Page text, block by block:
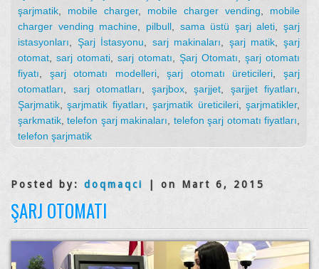
şarjmatik
mobile charger, mobile charger vending
mobile
charger vending machine
pilbull, sama üstü şarj aleti
şarj
istasyonları
Şarj İstasyonu sarj makinaları şarj matik ,şarj
otomat
sarj otomati sarj otomatı Şarj Otomatı
şarj otomatı
fiyatı
şarj otomatı modelleri,şarj otomatı üreticileri ,şarj
otomatları
sarj otomatları şarjbox, şarjjet şarjjet fiyatları
Şarjmatik ,şarjmatik fiyatları ,şarjmatik üreticileri,şarjmatikler,
şarkmatik ,telefon şarj makinaları telefon şarj otomatı fiyatları
telefon şarjmatik
Posted by: doqmaqci | on Mart 6, 2015
ŞARJ OTOMATI